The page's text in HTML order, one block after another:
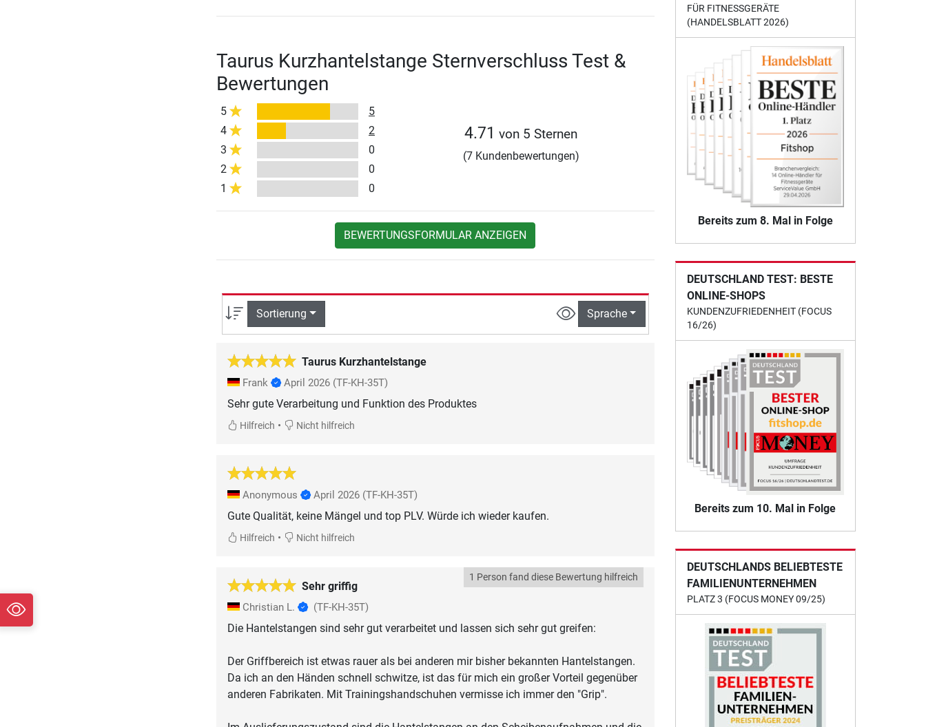
Taurus Kurzhantelstange Sternverschluss Test &
Bewertungen
5
5
4
2
3
0
2
0
1
0
4.71 von 5 Sternen
(7 Kundenbewertungen)
BEWERTUNGSFORMULAR ANZEIGEN
Sortierung Sprache
Taurus Kurzhantelstange
Frank April 2026 (TF-KH-35T)
Sehr gute Verarbeitung und Funktion des Produktes
Hilfreich • Nicht hilfreich
Anonymous April 2026 (TF-KH-35T)
Gute Qualität, keine Mängel und top PLV. Würde ich wieder kaufen.
Hilfreich • Nicht hilfreich
Sehr griffig
1 Person fand diese Bewertung hilfreich
Christian L. (TF-KH-35T)
Die Hantelstangen sind sehr gut verarbeitet und lassen sich sehr gut greifen:
Der Griffbereich ist etwas rauer als bei anderen mir bisher bekannten Hantelstangen.
Da ich an den Händen schnell schwitze, ist das für mich ein großer Vorteil gegenüber
anderen Fabrikaten. Mit Trainingshandschuhen vermisse ich immer den "Grip".
FÜR FITNESSGERÄTE
(HANDELSBLATT 2026)
Bereits zum 8. Mal in Folge
DEUTSCHLAND TEST: BESTE
ONLINE-SHOPS
KUNDENZUFRIEDENHEIT (FOCUS
16/26)
Bereits zum 10. Mal in Folge
DEUTSCHLANDS BELIEBTESTE
FAMILIENUNTERNEHMEN
PLATZ 3 (FOCUS MONEY 09/25)